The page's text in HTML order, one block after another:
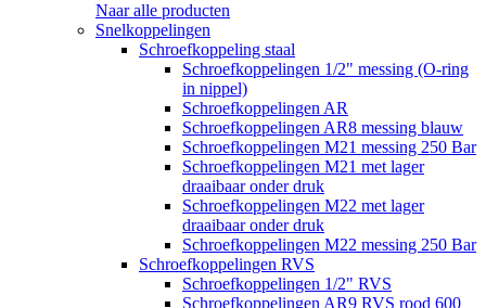
Naar alle producten
Snelkoppelingen
Schroefkoppeling staal
Schroefkoppelingen 1/2" messing (O-ring
in nippel)
Schroefkoppelingen AR
Schroefkoppelingen AR8 messing blauw
Schroefkoppelingen M21 messing 250 Bar
Schroefkoppelingen M21 met lager
draaibaar onder druk
Schroefkoppelingen M22 met lager
draaibaar onder druk
Schroefkoppelingen M22 messing 250 Bar
Schroefkoppelingen RVS
Schroefkoppelingen 1/2" RVS
Schroefkoppelingen AR9 RVS rood 600